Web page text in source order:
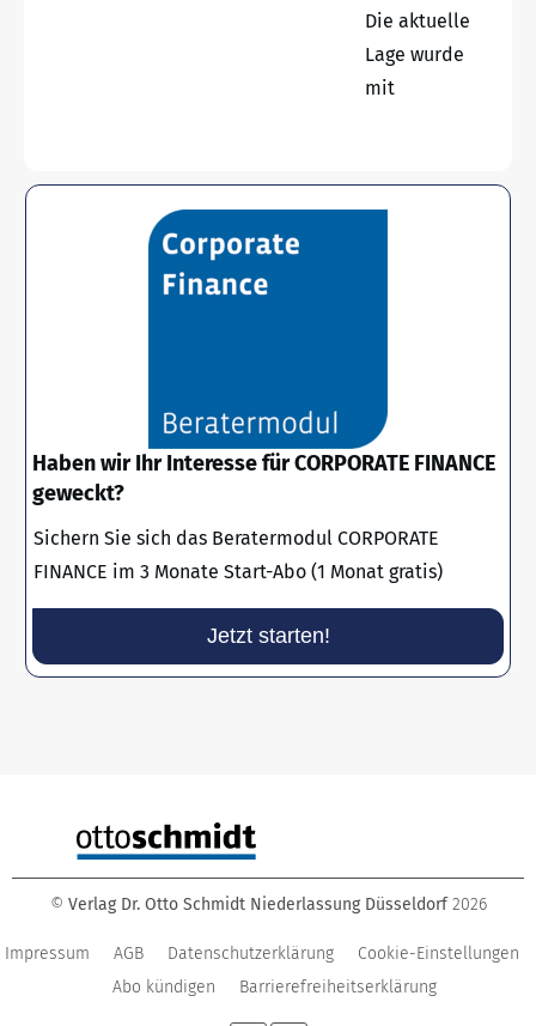
Die aktuelle
Lage wurde
mit
Haben wir Ihr Interesse für CORPORATE FINANCE
geweckt?
Sichern Sie sich das Beratermodul CORPORATE
FINANCE im 3 Monate Start-Abo (1 Monat gratis)
Jetzt starten!
© Verlag Dr. Otto Schmidt Niederlassung Düsseldorf 2026
Impressum AGB Datenschutzerklärung
Cookie-Einstellungen
Abo kündigen
Barrierefreiheitserklärung